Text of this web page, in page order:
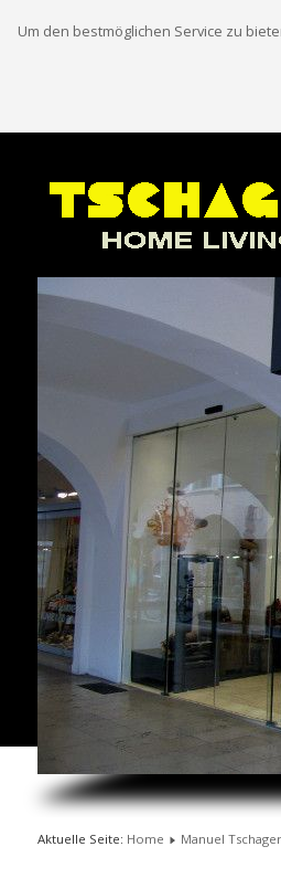
Um den bestmöglichen Service zu
Aktuelle Seite: Home Manuel Tschager